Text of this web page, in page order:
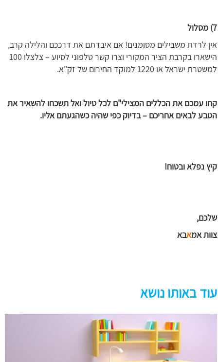
7) מסלול
אין לרדת משבילים מסומנים! אם איבדתם את דרככם והלילה קרב,
הישארו בקרבת הציר המקורי וצרו קשר טלפוני לסיוע – צלצלו 100
למשטרת ישראל או 1220 למוקד החירום של זק"א.
קחו עמכם את הכללים המצילי"ם לכל טיול ואל תשכחו להשאיר את
הטבע לבאים אחריכם – בדיוק כפי שהיה כשהגעתם אליו.
קיץ נפלא ובטוח!
שלכם,
צוות אמאבא
עוד באותו נושא